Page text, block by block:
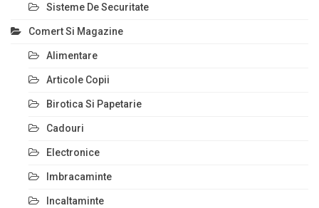
Sisteme De Securitate
Comert Si Magazine
Alimentare
Articole Copii
Birotica Si Papetarie
Cadouri
Electronice
Imbracaminte
Incaltaminte